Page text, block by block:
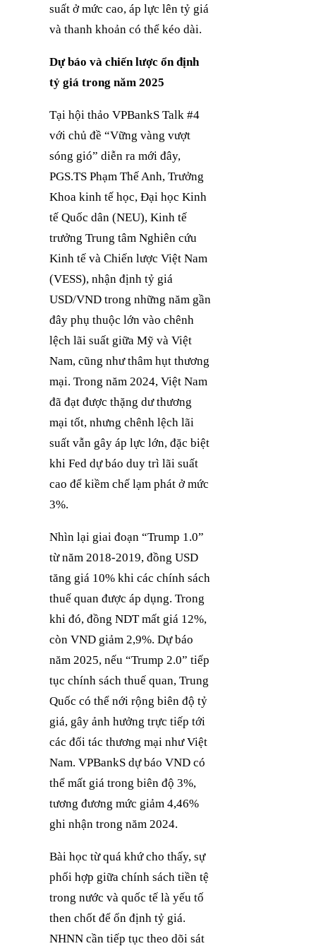
suất ở mức cao, áp lực lên tỷ giá
và thanh khoản có thể kéo dài.
Dự báo và chiến lược ổn định
tỷ giá trong năm 2025
Tại hội thảo VPBankS Talk #4
với chủ đề “Vững vàng vượt
sóng gió” diễn ra mới đây,
PGS.TS Phạm Thế Anh, Trưởng
Khoa kinh tế học, Đại học Kinh
tế Quốc dân (NEU), Kinh tế
trưởng Trung tâm Nghiên cứu
Kinh tế và Chiến lược Việt Nam
(VESS), nhận định tỷ giá
USD/VND trong những năm gần
đây phụ thuộc lớn vào chênh
lệch lãi suất giữa Mỹ và Việt
Nam, cũng như thâm hụt thương
mại. Trong năm 2024, Việt Nam
đã đạt được thặng dư thương
mại tốt, nhưng chênh lệch lãi
suất vẫn gây áp lực lớn, đặc biệt
khi Fed dự báo duy trì lãi suất
cao để kiềm chế lạm phát ở mức
3%.
Nhìn lại giai đoạn “Trump 1.0”
từ năm 2018-2019, đồng USD
tăng giá 10% khi các chính sách
thuế quan được áp dụng. Trong
khi đó, đồng NDT mất giá 12%,
còn VND giảm 2,9%. Dự báo
năm 2025, nếu “Trump 2.0” tiếp
tục chính sách thuế quan, Trung
Quốc có thể nới rộng biên độ tỷ
giá, gây ảnh hưởng trực tiếp tới
các đối tác thương mại như Việt
Nam. VPBankS dự báo VND có
thể mất giá trong biên độ 3%,
tương đương mức giảm 4,46%
ghi nhận trong năm 2024.
Bài học từ quá khứ cho thấy, sự
phối hợp giữa chính sách tiền tệ
trong nước và quốc tế là yếu tố
then chốt để ổn định tỷ giá.
NHNN cần tiếp tục theo dõi sát